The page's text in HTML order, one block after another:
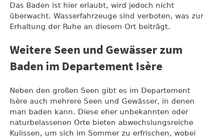
Das Baden ist hier erlaubt, wird jedoch nicht
überwacht. Wasserfahrzeuge sind verboten, was zur
Erhaltung der Ruhe an diesem Ort beiträgt.
Weitere Seen und Gewässer zum
Baden im Departement Isère
Neben den großen Seen gibt es im Departement
Isère auch mehrere Seen und Gewässer, in denen
man baden kann. Diese eher unbekannten oder
naturbelassenen Orte bieten abwechslungsreiche
Kulissen, um sich im Sommer zu erfrischen, wobei